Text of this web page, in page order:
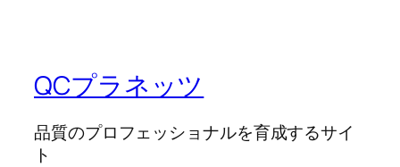
QCプラネッツ
品質のプロフェッショナルを育成するサイ
ト